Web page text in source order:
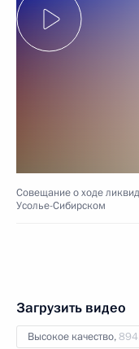
Совещание о ходе
Усолье-Сибирском
Загрузить видео
Высокое качество,